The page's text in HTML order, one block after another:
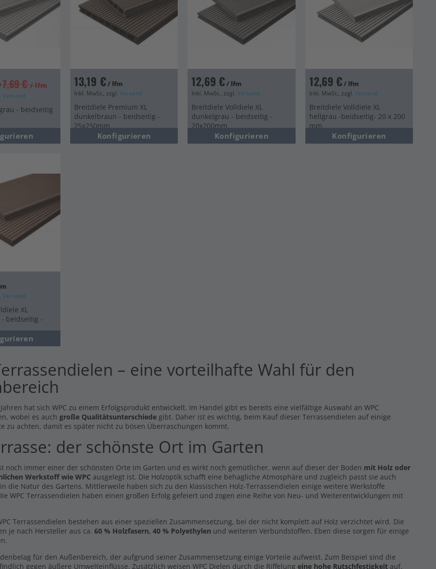
7,69 € / lfm
Versand
- beidseitig
13,19 €/ lfm
Inkl. MwSt., zzgl. Versand
Breitdiele Premium XL
dunkelbraun - beidseitig -
25x250mm
Konfigurieren
12,69 €/ lfm
Inkl. MwSt., zzgl.Versand
Breitdiele Volldiele XL
dunkelgrau - beidseitig -
20x200mm
Konfigurieren
12,69 €/ lfm
Inkl. MwSt., zzgl. Versand
Breitdiele Volldiele XL
hellgrau -beidseitig- 20 x 200
mm
Konfigurieren
Versand
XL
beidseitig -
– eine vorteilhafte Wahl für den
hat sich WPC zu einem Erfolgsprodukt entwickelt. Im Handel gibt es bereits eine vielfältige Auswahl an WPC
wobei es auch große Qualitätsunterschiede gibt. Daher ist es wichtig, beim Kauf dieser Terrassendielen auf einige
zu achten, damit es später nicht zu bösen Überraschungen kommt.
der schönste Ort im Garten
noch immer einer der schönsten Orte im Garten und es wirkt noch gemütlicher, wenn auf dieser der Boden mit Holz oder
Werkstoff wie WPC ausgelegt ist. Die Holzoptik schafft eine behagliche Atmosphäre und zugleich passt sie auch
die Natur des Gartens. Mittlerweile haben sich zu den klassischen Holz-Terrassendielen einige weitere Werkstoffe
WPC Terrassendielen haben einen großen Erfolg gefeiert und zogen eine Reihe von Neu- und Weiterentwicklungen mit
Terrassendielen bestehen aus einer speziellen Zusammensetzung, bei der nicht komplett auf Holz verzichtet wird. Die
je nach Hersteller aus ca. 60 % Holzfasern, 40 % Polyethylen und weiteren Verbundstoffen. Eben diese sorgen für einige
für den Außenbereich, der aufgrund seiner Zusammensetzung einige Vorteile aufweist. Zum Beispiel sind die
gegen äußere Umwelteinflüsse. Zusätzlich weisen WPC Dielen durch die Riffelung eine hohe Rutschfestigkeitauf.